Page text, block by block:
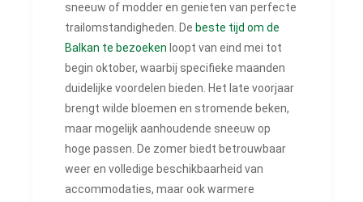
sneeuw of modder en genieten van perfecte
trailomstandigheden. De beste tijd om de
Balkan te bezoeken loopt van eind mei tot
begin oktober, waarbij specifieke maanden
duidelijke voordelen bieden. Het late voorjaar
brengt wilde bloemen en stromende beken,
maar mogelijk aanhoudende sneeuw op
hoge passen. De zomer biedt betrouwbaar
weer en volledige beschikbaarheid van
accommodaties, maar ook warmere